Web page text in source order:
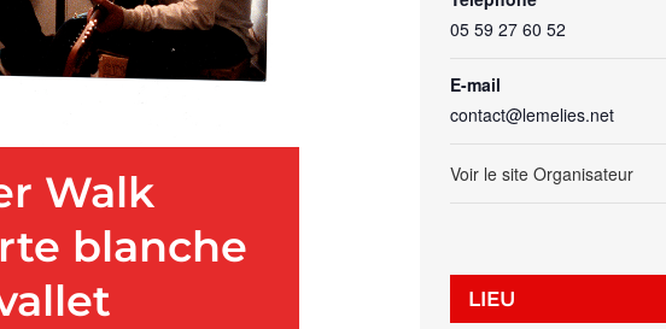
Walk
blanche
05 59 27 60 52
E-mail
contact@lemelies.net
Voir le site Organisateur
LIEU